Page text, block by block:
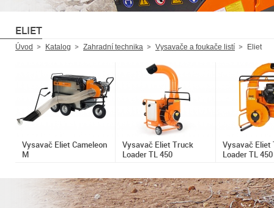
ELIET
Úvod Katalog Zahradní technika Vysavače a foukače listí Eliet
Vysavač Eliet Cameleon
M
Vysavač Eliet Truck
Loader TL 450
Vysavač Eliet
Loader TL